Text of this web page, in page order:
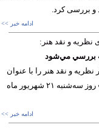
کرد.
ادامه خبر >>
و نقد هنر:
مي‌شود
و نقد هنر را با عنوان
«نظریه‌های شرقی و آسیایی هنر» روز سه‌شنبه ۲۱ شهریور ماه
ادامه خبر >>